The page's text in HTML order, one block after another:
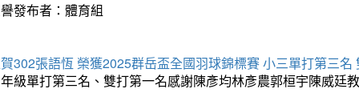
發布者：體育組
302張語恆 榮獲2025群岳盃全國羽球錦標賽 小三單打第三名
級單打第三名、雙打第一名感謝陳彥均林彥農郭桓宇陳威廷